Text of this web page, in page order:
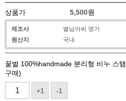
상품가 5,500원
제조사
별님아씨 명가
원산지
국내
꿀벌 100%handmade 분리형 비누 스
구매)
+1 -1